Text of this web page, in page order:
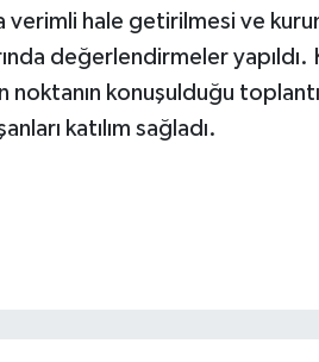
verimli hale getirilmesi ve
değerlendirmeler
noktanın konuşulduğu
katılım sağladı.